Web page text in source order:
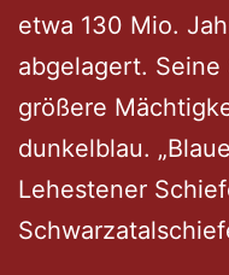
etwa 130 Mio.
abgelagert.
größere
dunkelblau.
Lehestener